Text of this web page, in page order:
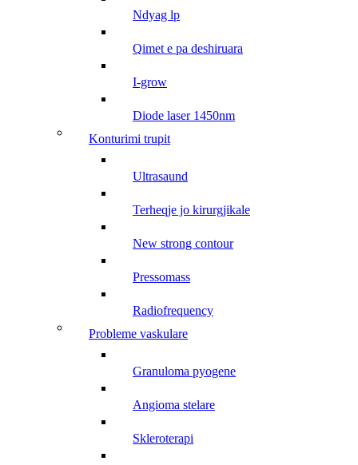
ndyag lp
qimet e pa deshiruara
i-grow
diode laser 1450nm
konturimi trupit
ultrasaund
terheqje jo kirurgjikale
new strong contour
pressomass
radiofrequency
probleme vaskulare
granuloma pyogene
angioma stelare
skleroterapi